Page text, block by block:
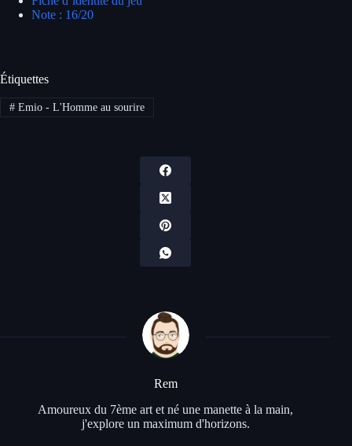
Note : 16/20
Étiquettes
#Emio - L'Homme au sourire
Rem
Amoureux du 7ème art et né une manette à la main,
j'explore un maximum d'horizons.